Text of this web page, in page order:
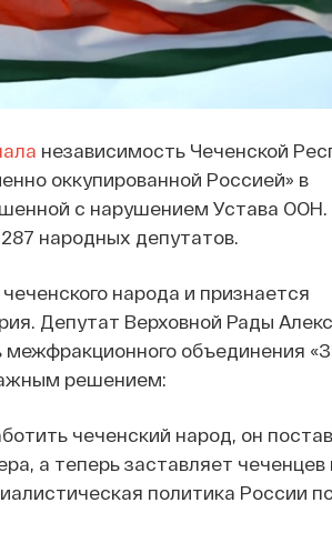
независимость Чеченской
оккупированной Россией» в
с нарушением Устава ООН.
народных депутатов.
народа и признается
Депутат Верховной Рады
межфракционного объединения
решением:
чеченский народ, он
а теперь заставляет чеченцев
политика России